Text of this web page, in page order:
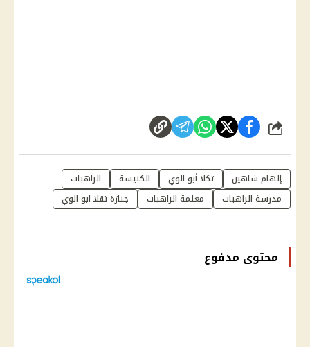
شارك
إلهام شاهين تكلا أبو الوي الكنيسة
الراهبات
مدرسة الراهبات
معلمة الراهبات جنازة تقلا ابو الوي
محتوى مدفوع